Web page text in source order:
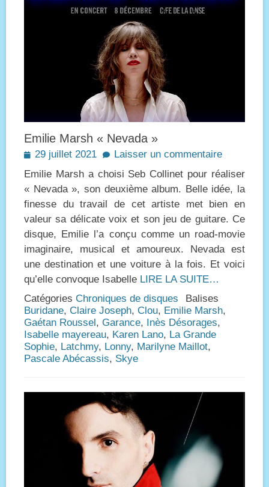
Emilie Marsh « Nevada »
Posted
29 juillet 2021
Laisser un commentaire
Emilie Marsh a choisi Seb Collinet pour réaliser
« Nevada », son deuxième album. Belle idée, la
finesse du travail de cet artiste met bien en
valeur sa délicate voix et son jeu de guitare. Ce
disque, Emilie l’a conçu comme un road-movie
imaginaire, musical et amoureux. Nevada est
une destination et une voiture à la fois. Et voici
qu’elle convoque Isabelle LIRE LA SUITE…
Catégories Chroniques de disques
Balises
Buridane, Claire Joseph, Clou, Emilie Marsh,
Gaétan Roussel, Garance, Inès Désorages,
Isabelle mayereau, Karen Lano, La Grande
Sophie, Latchmy, Lonny, Marilyne Maillot,
Pascale Abécassis, Skye